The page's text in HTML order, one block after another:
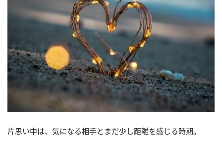
片思い中は、気になる相手とまだ少し距離を感じる時期。